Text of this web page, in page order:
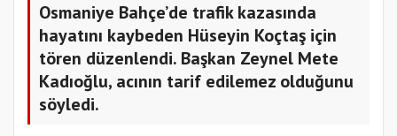
Osmaniye Bahçe’de trafik kazasında
hayatını kaybeden Hüseyin Koçtaş için
tören düzenlendi. Başkan Zeynel Mete
Kadıoğlu, acının tarif edilemez olduğunu
söyledi.